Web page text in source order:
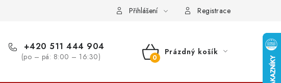
LICENCE K FOTOGRAFIÍM Doplňkové služby
Přihlášení Registrace
+420 511 444 904
(po – pá: 8:00 – 16:30)
NÁKUPNÍ
Prázdný košík